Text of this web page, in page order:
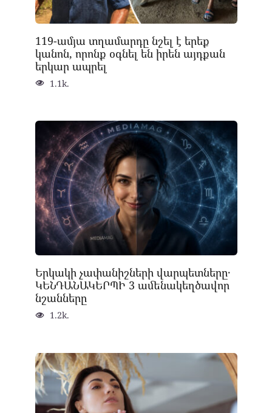
119-ամյա տղամարդը նշել է երեք
կանոն, որոնք օգնել են իրեն այդքան
երկար ապրել
1.1k.
Երկակի չափանիշների վարպետները․
ԿԵՆԴԱՆԱԿԵՐՊԻ 3 ամենակեղծավոր
նշանները
1.2k.